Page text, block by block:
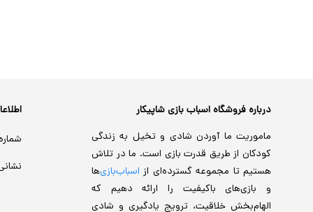
درباره فروشگاه اسباب بازی شاپیکار
ماموریت ما آوردن شادی و تخیل به زندگی
کودکان از طریق قدرت بازی است. ما در تلاش
هستیم تا مجموعه گسترده‌ای از اسباب‌بازی‌ها
و بازی‌های باکیفیت را ارائه دهیم که
الهام‌بخش خلاقیت، ترویج یادگیری و شادی